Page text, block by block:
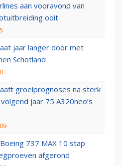
aan vooravond van
ooit
jaar langer door met
Schotland
groeiprognoses na sterk
jaar 75 A320neo’s
737 MAX 10 stap
afgerond